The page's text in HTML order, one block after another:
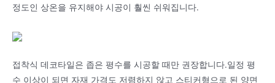
정도인 상온을 유지해야 시공이 훨씬 쉬워집니다.
접착식 데코타일은 좁은 평수를 시공할 때만 권장합니다.일정 평
수 이상이 되면 자재 가격도 저렴하지 않고 스티커형으로 된 양면